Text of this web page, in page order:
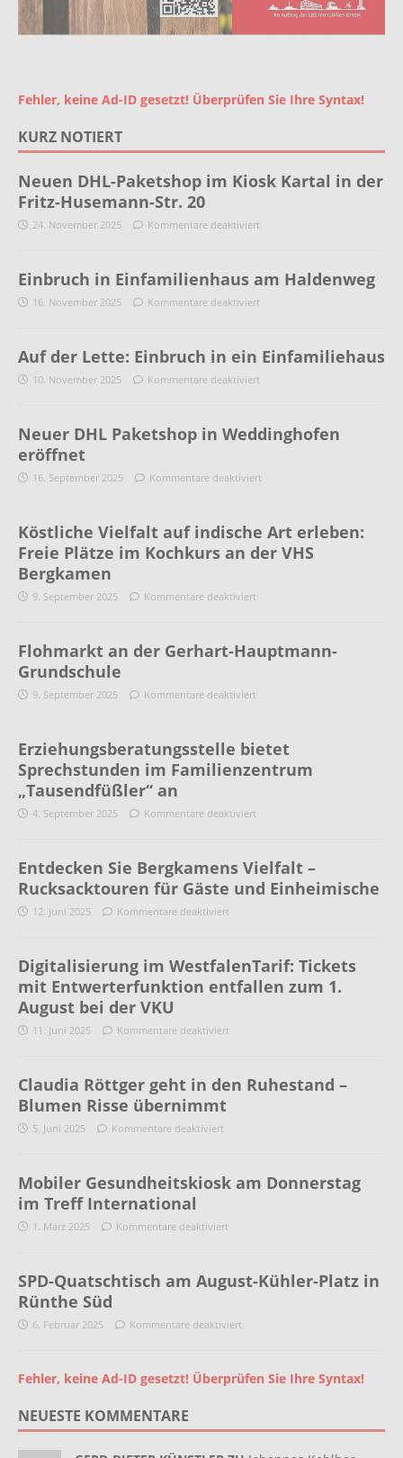
Fehler, keine Ad-ID gesetzt! Überprüfen Sie Ihre Syntax!
KURZ NOTIERT
Neuen DHL-Paketshop im Kiosk Kartal in der
Fritz-Husemann-Str. 20
24. November 2025 Kommentare deaktiviert
Einbruch in Einfamilienhaus am Haldenweg
16. November 2025 Kommentare deaktiviert
Auf der Lette: Einbruch in ein Einfamiliehaus
10. November 2025 Kommentare deaktiviert
Neuer DHL Paketshop in Weddinghofen
eröffnet
16. September 2025 Kommentare deaktiviert
Köstliche Vielfalt auf indische Art erleben:
Freie Plätze im Kochkurs an der VHS
Bergkamen
9. September 2025 Kommentare deaktiviert
Flohmarkt an der Gerhart-Hauptmann-
Grundschule
9. September 2025 Kommentare deaktiviert
Erziehungsberatungsstelle bietet
Sprechstunden im Familienzentrum
„Tausendfüßler“ an
4. September 2025 Kommentare deaktiviert
Entdecken Sie Bergkamens Vielfalt –
Rucksacktouren für Gäste und Einheimische
12. Juni 2025 Kommentare deaktiviert
Digitalisierung im WestfalenTarif: Tickets
mit Entwerterfunktion entfallen zum 1.
August bei der VKU
11. Juni 2025 Kommentare deaktiviert
Claudia Röttger geht in den Ruhestand –
Blumen Risse übernimmt
5. Juni 2025 Kommentare deaktiviert
Mobiler Gesundheitskiosk am Donnerstag
im Treff International
1. März 2025 Kommentare deaktiviert
SPD-Quatschtisch am August-Kühler-Platz in
Rünthe Süd
6. Februar 2025 Kommentare deaktiviert
Fehler, keine Ad-ID gesetzt! Überprüfen Sie Ihre Syntax!
NEUESTE KOMMENTARE